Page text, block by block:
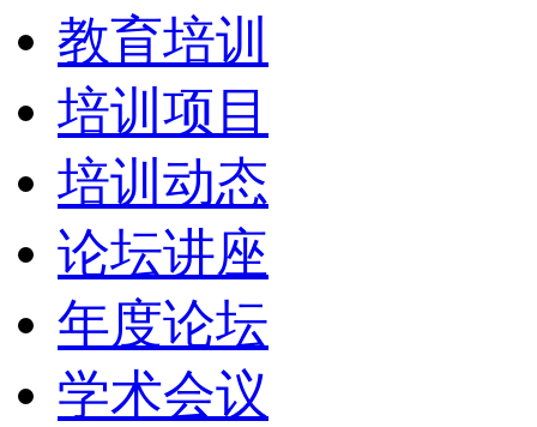
教育培训
培训项目
培训动态
论坛讲座
年度论坛
学术会议